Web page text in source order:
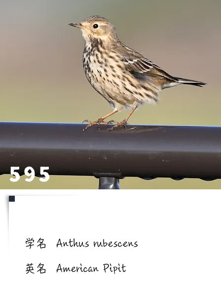
595
学名 Anthus rubescens
英名 American Pipit